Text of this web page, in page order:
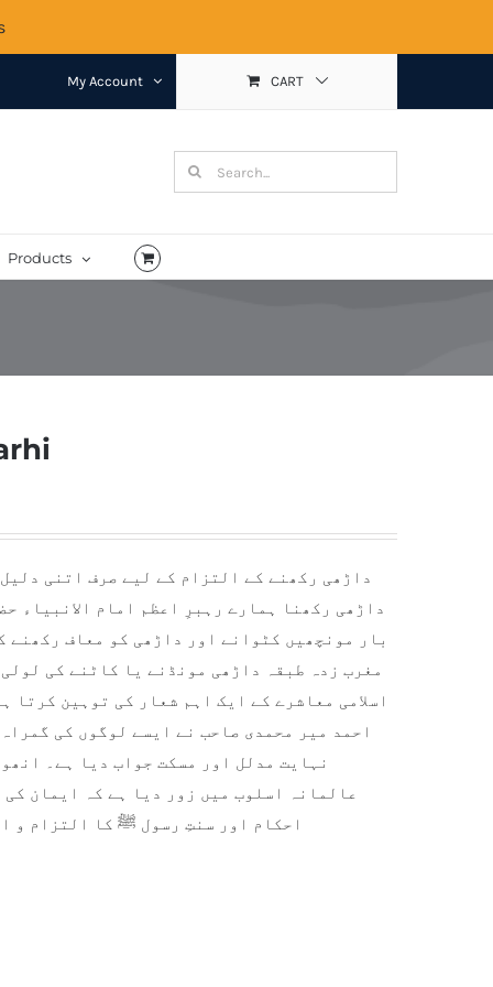
My Account CART
Search
for:
Products
داڑھی رکھنا ہمارے رہبرِ اعظم امام
بار مونچھیں کٹوانے اور داڑھی کو معاف
مغرب زدہ طبقہ داڑھی مونڈنے یا کاٹنے کی
اسلامی معاشرے کے ایک اہم شعار کی توہین کرتا
احمد میر محمدی صاحب نے ایسے لوگوں کی
نہایت مدلل اور مسکت جواب دیا ہے۔
عالمانہ اسلوب میں زور دیا ہے کہ ایمان
احکام اور سنتِ رسول ﷺ کا التزام و